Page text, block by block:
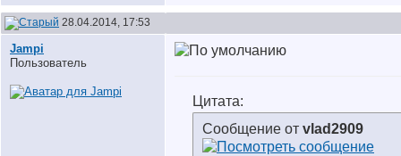
28.04.2014, 17:53
Jampi
Пользователь
Цитата:
Сообщение от vlad2909